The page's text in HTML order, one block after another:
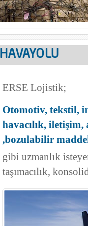
HAVAYOLU
ERSE Lojistik;
Otomotiv, tekstil,
havacılık,
,bozulabilir
gibi uzmanlık
taşımacılık,